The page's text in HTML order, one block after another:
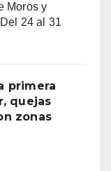
fe,
Moros y
24 al 31
primera
quejas
zonas